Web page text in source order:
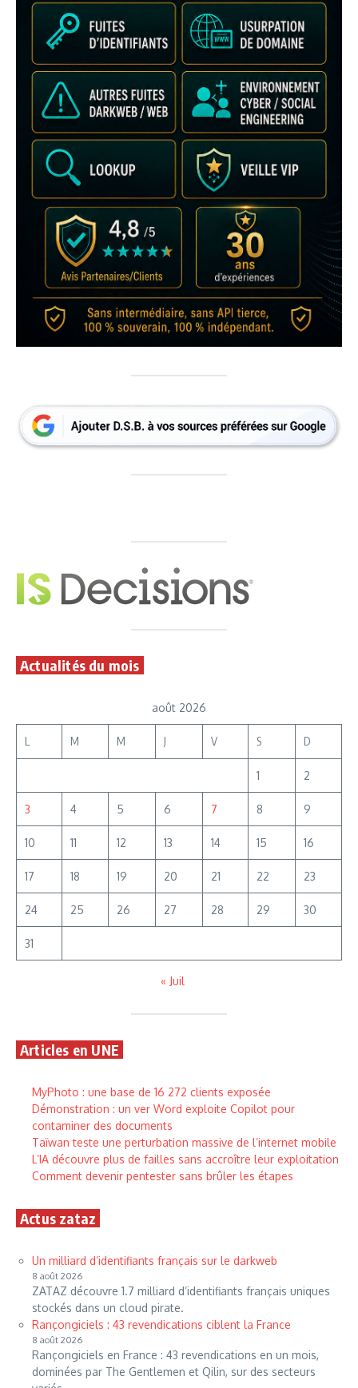
Actualités du mois
août 2026
L M M J V S D
1 2
3 4 5 6 7 8 9
10 11 12 13 14 15 16
17 18 19 20 21 22 23
24 25 26 27 28 29 30
31
« Juil
Articles en UNE
MyPhoto : une base de 16 272 clients exposée
Démonstration : un ver Word exploite Copilot pour
contaminer des documents
Taïwan teste une perturbation massive de l’internet mobile
L’IA découvre plus de failles sans accroître leur exploitation
Comment devenir pentester sans brûler les étapes
Actus zataz
Un milliard d’identifiants français sur le darkweb
8 août 2026
ZATAZ découvre 1.7 milliard d’identifiants français uniques
stockés dans un cloud pirate.
Rançongiciels : 43 revendications ciblent la France
8 août 2026
Rançongiciels en France : 43 revendications en un mois,
dominées par The Gentlemen et Qilin, sur des secteurs